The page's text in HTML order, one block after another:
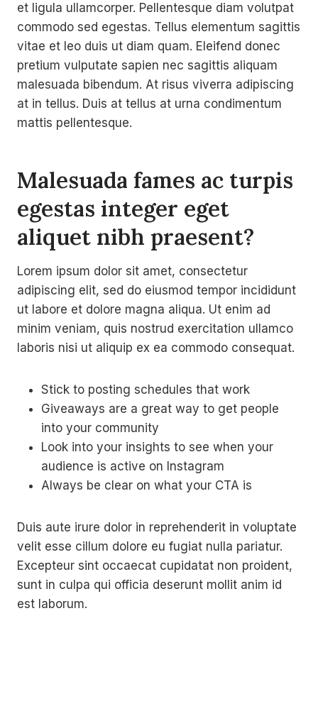
et ligula ullamcorper. Pellentesque diam volutpat
commodo sed egestas. Tellus elementum sagittis
vitae et leo duis ut diam quam. Eleifend donec
pretium vulputate sapien nec sagittis aliquam
malesuada bibendum. At risus viverra adipiscing
at in tellus. Duis at tellus at urna condimentum
mattis pellentesque.
Malesuada fames ac turpis
egestas integer eget
aliquet nibh praesent?
Lorem ipsum dolor sit amet, consectetur
adipiscing elit, sed do eiusmod tempor incididunt
ut labore et dolore magna aliqua. Ut enim ad
minim veniam, quis nostrud exercitation ullamco
laboris nisi ut aliquip ex ea commodo consequat.
Stick to posting schedules that work
Giveaways are a great way to get people
into your community
Look into your insights to see when your
audience is active on Instagram
Always be clear on what your CTA is
Duis aute irure dolor in reprehenderit in voluptate
velit esse cillum dolore eu fugiat nulla pariatur.
Excepteur sint occaecat cupidatat non proident,
sunt in culpa qui officia deserunt mollit anim id
est laborum.